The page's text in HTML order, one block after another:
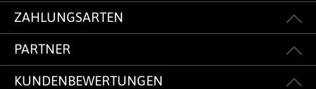
ZAHLUNGSARTEN
PARTNER
KUNDENBEWERTUNGEN